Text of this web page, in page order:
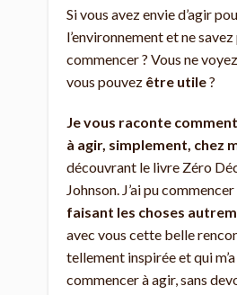
Si vous avez envie d’agir
l’environnement et ne
commencer ? Vous ne
vous pouvez être utile?
Je vous raconte
à agir, simplement, chez
découvrant le livre Zéro
Johnson. J’ai pu
faisant les choses
avec vous cette belle
tellement inspirée et qui
commencer à agir, sans